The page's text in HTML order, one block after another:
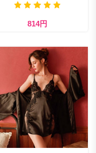
814円